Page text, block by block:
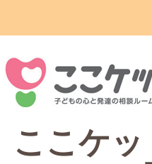
ここケ